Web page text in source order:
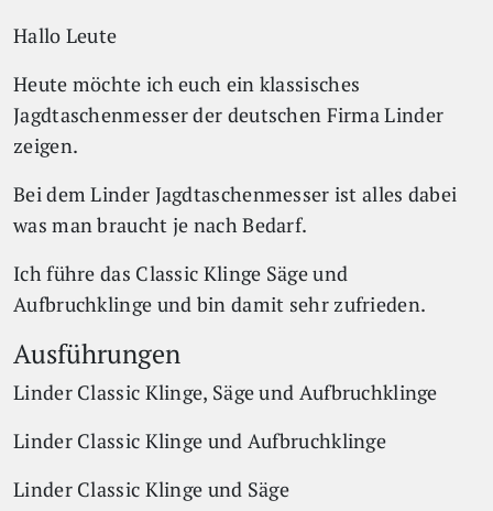
Hallo Leute
Heute möchte ich euch ein klassisches
Jagdtaschenmesser der deutschen Firma Linder
zeigen.
Bei dem Linder Jagdtaschenmesser ist alles dabei
was man braucht je nach Bedarf.
Ich führe das Classic Klinge Säge und
Aufbruchklinge und bin damit sehr zufrieden.
Ausführungen
Linder Classic Klinge, Säge und Aufbruchklinge
Linder Classic Klinge und Aufbruchklinge
Linder Classic Klinge und Säge